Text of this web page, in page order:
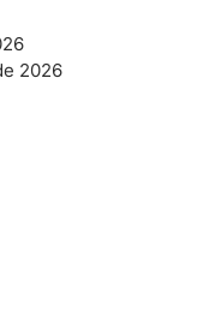
2026